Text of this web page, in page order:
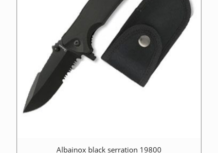
Albainox black serration 19800